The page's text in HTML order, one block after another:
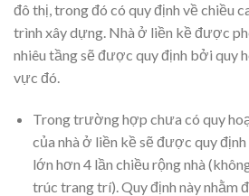
đô thị, trong đó có quy định về chiều
trình xây dựng. Nhà ở liền kề được
nhiêu tầng sẽ được quy định bởi quy
vực đó.
Trong trường hợp chưa có quy
của nhà ở liền kề sẽ được quy
lớn hơn 4 lần chiều rộng nhà
trúc trang trí). Quy định này nhằm